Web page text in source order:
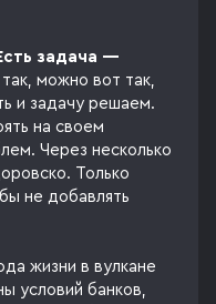
задача —
можно вот так,
и задачу решаем.
на своем
Через несколько
Только
не добавлять
жизни в вулкане
условий банков,